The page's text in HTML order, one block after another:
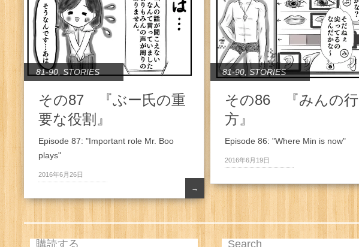
81-90,STORIES
その87 『ぶー氏の重
要な役割』
Episode 87: "Important role Mr. Boo
plays"
2016年6月26日
→
81-90,STORIES
その86 『みんの行
方』
Episode 86: "Where Min is now"
2016年6月19日
購読する Search